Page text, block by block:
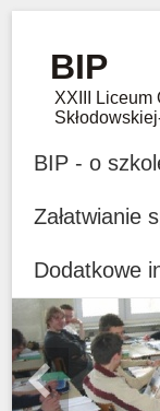
BIP
XXIII Liceum
BIP - o
Załatwianie
Dodatkowe
Previous